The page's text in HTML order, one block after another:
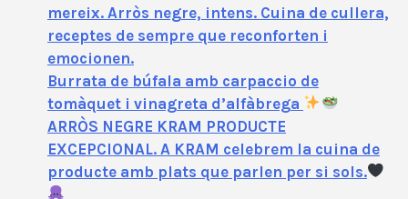
mereix. Arròs negre, intens. Cuina de cullera,
receptes de sempre que reconforten i
emocionen.
Burrata de búfala amb carpaccio de
tomàquet i vinagreta d’alfàbrega
ARRÒS NEGRE KRAM PRODUCTE
EXCEPCIONAL. A KRAM celebrem la cuina de
producte amb plats que parlen per si sols.